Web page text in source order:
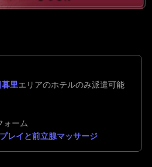
里エリアのホテルのみ派遣可能
ォーム
レイと前立腺マッサージ